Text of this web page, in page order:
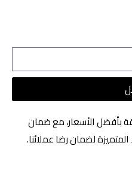
بأفضل الأسعار، مع ضمان
لضمان رضا عملائنا.